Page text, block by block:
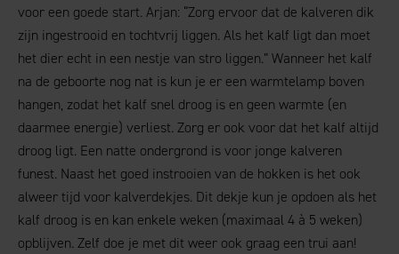
voor een goede start. Arjan: “Zorg ervoor dat de kalveren dik
zijn ingestrooid en tochtvrij liggen. Als het kalf ligt dan moet
het dier echt in een nestje van stro liggen.” Wanneer het kalf
na de geboorte nog nat is kun je er een warmtelamp boven
hangen, zodat het kalf snel droog is en geen warmte (en
daarmee energie) verliest. Zorg er ook voor dat het kalf altijd
droog ligt. Een natte ondergrond is voor jonge kalveren
funest. Naast het goed instrooien van de hokken is het ook
alweer tijd voor kalverdekjes. Dit dekje kun je opdoen als het
kalf droog is en kan enkele weken (maximaal 4 à 5 weken)
opblijven. Zelf doe je met dit weer ook graag een trui aan!